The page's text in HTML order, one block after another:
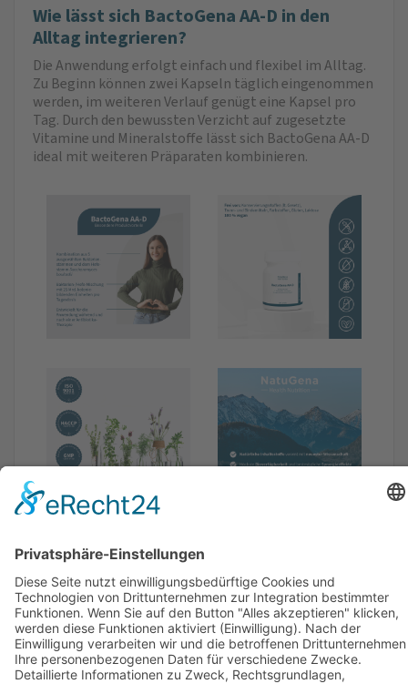
Wie lässt sich BactoGena AA-D in den
Alltag integrieren?
Die Anwendung erfolgt einfach und flexibel im Alltag.
Zu Beginn können zwei Kapseln täglich eingenommen
werden, im weiteren Verlauf genügt eine Kapsel pro
Tag. Durch den bewussten Verzicht auf zugesetzte
Vitamine und Mineralstoffe lässt sich BactoGena AA-D
ideal mit weiteren Präparaten kombinieren.
Verzehrempfehlung
Inhaltsstoffe/Zusammensetzung